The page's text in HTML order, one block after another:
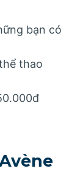
bạn có
thao